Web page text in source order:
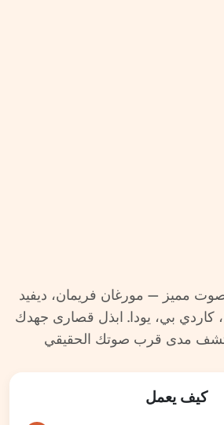
مميز — مورغان فريمان، ديفيد
كاردي بي، يودا. ابذل قصارى جهدك
كيف يعمل